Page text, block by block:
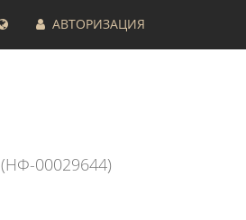
АВТОРИЗАЦИЯ
(НФ-00029644)